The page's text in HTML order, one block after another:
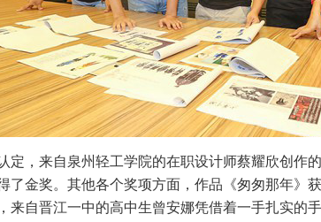
定，来自泉州轻工学院的在职设计师蔡耀欣创作
了金奖。其他各个奖项方面，作品《匆匆那年》
来自晋江一中的高中生曾安娜凭借着一手扎实的